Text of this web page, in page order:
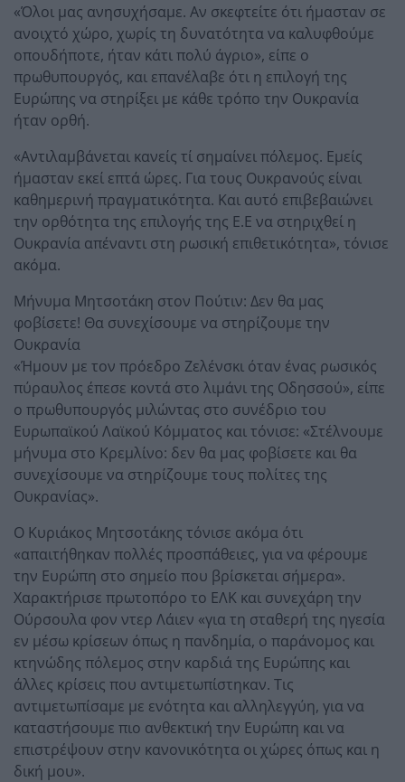
«Όλοι μας ανησυχήσαμε. Αν σκεφτείτε ότι ήμασταν σε
ανοιχτό χώρο, χωρίς τη δυνατότητα να καλυφθούμε
οπουδήποτε, ήταν κάτι πολύ άγριο», είπε ο
πρωθυπουργός, και επανέλαβε ότι η επιλογή της
Ευρώπης να στηρίξει με κάθε τρόπο την Ουκρανία
ήταν ορθή.
«Αντιλαμβάνεται κανείς τί σημαίνει πόλεμος. Εμείς
ήμασταν εκεί επτά ώρες. Για τους Ουκρανούς είναι
καθημερινή πραγματικότητα. Και αυτό επιβεβαιώνει
την ορθότητα της επιλογής της Ε.Ε να στηριχθεί η
Ουκρανία απέναντι στη ρωσική επιθετικότητα», τόνισε
ακόμα.
Μήνυμα Μητσοτάκη στον Πούτιν: Δεν θα μας
φοβίσετε! Θα συνεχίσουμε να στηρίζουμε την
Ουκρανία
«Ήμουν με τον πρόεδρο Ζελένσκι όταν ένας ρωσικός
πύραυλος έπεσε κοντά στο λιμάνι της Οδησσού», είπε
ο πρωθυπουργός μιλώντας στο συνέδριο του
Ευρωπαϊκού Λαϊκού Κόμματος και τόνισε: «Στέλνουμε
μήνυμα στο Κρεμλίνο: δεν θα μας φοβίσετε και θα
συνεχίσουμε να στηρίζουμε τους πολίτες της
Ουκρανίας».
Ο Κυριάκος Μητσοτάκης τόνισε ακόμα ότι
«απαιτήθηκαν πολλές προσπάθειες, για να φέρουμε
την Ευρώπη στο σημείο που βρίσκεται σήμερα».
Χαρακτήρισε πρωτοπόρο το ΕΛΚ και συνεχάρη την
Ούρσουλα φον ντερ Λάιεν «για τη σταθερή της ηγεσία
εν μέσω κρίσεων όπως η πανδημία, ο παράνομος και
κτηνώδης πόλεμος στην καρδιά της Ευρώπης και
άλλες κρίσεις που αντιμετωπίστηκαν. Τις
αντιμετωπίσαμε με ενότητα και αλληλεγγύη, για να
καταστήσουμε πιο ανθεκτική την Ευρώπη και να
επιστρέψουν στην κανονικότητα οι χώρες όπως και η
δική μου».